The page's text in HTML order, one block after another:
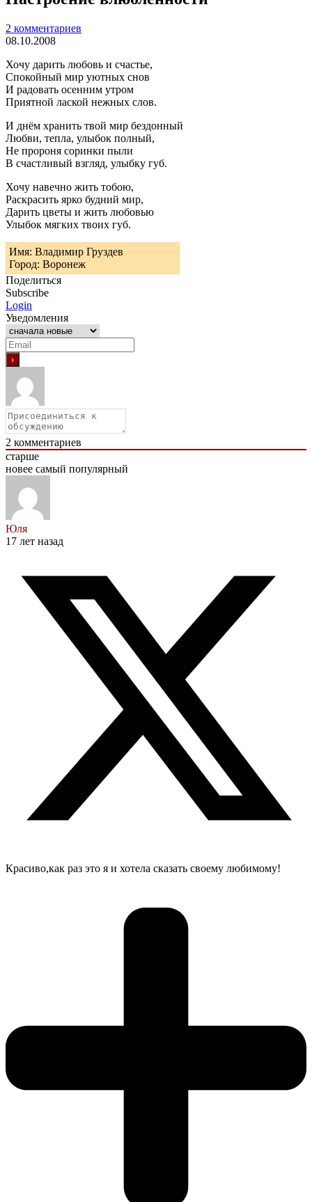
2 комментариев
08.10.2008
Хочу дарить любовь и счастье,
Спокойный мир уютных снов
И радовать осенним утром
Приятной лаской нежных слов.
И днём хранить твой мир бездонный
Любви, тепла, улыбок полный,
Не пророня соринки пыли
В счастливый взгляд, улыбку губ.
Хочу навечно жить тобою,
Раскрасить ярко будний мир,
Дарить цветы и жить любовью
Улыбок мягких твоих губ.
Имя: Владимир Груздев
Город: Воронеж
Поделиться
Subscribe
Login
Уведомления
2 комментариев
старше
новее самый популярный
Юля
17 лет назад
Красиво,как раз это я и хотела сказать своему любимому!